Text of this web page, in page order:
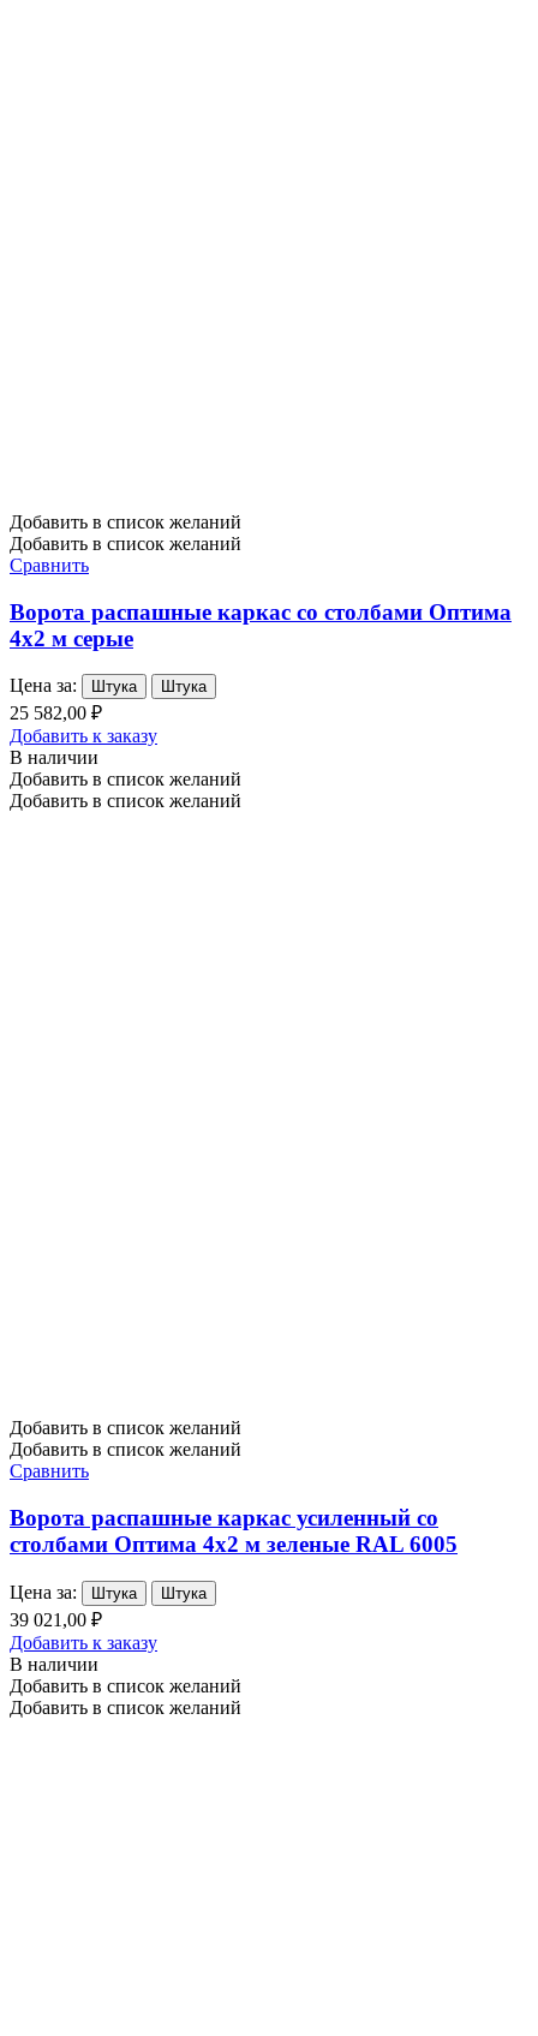
Добавить в список желаний
Добавить в список желаний
Сравнить
Ворота распашные каркас со столбами Оптима
4х2 м серые
Цена за: Штука Штука
25 582,00 ₽
Добавить к заказу
В наличии
Добавить в список желаний
Добавить в список желаний
Добавить в список желаний
Добавить в список желаний
Сравнить
Ворота распашные каркас усиленный со
столбами Оптима 4х2 м зеленые RAL 6005
Цена за: Штука Штука
39 021,00 ₽
Добавить к заказу
В наличии
Добавить в список желаний
Добавить в список желаний